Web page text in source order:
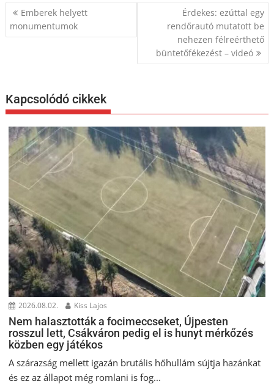
Bejegyzés
navigáció
Emberek helyett
monumentumok
Érdekes: ezúttal egy
rendőrautó mutatott be
nehezen félreérthető
büntetőfékezést – videó
Kapcsolódó cikkek
2026.08.02. Kiss Lajos
Nem halasztották a focimeccseket, Újpesten
rosszul lett, Csákváron pedig el is hunyt mérkőzés
közben egy játékos
A szárazság mellett igazán brutális hőhullám sújtja hazánkat
és ez az állapot még romlani is fog...